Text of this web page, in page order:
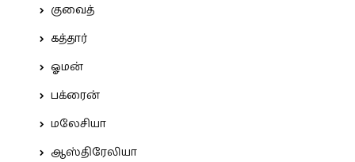
குவைத்
கத்தார்
ஓமன்
பக்ரைன்
மலேசியா
ஆஸ்திரேலியா